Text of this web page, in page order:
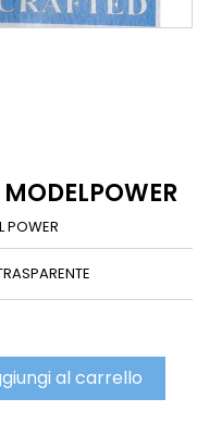
POWER
al carrello